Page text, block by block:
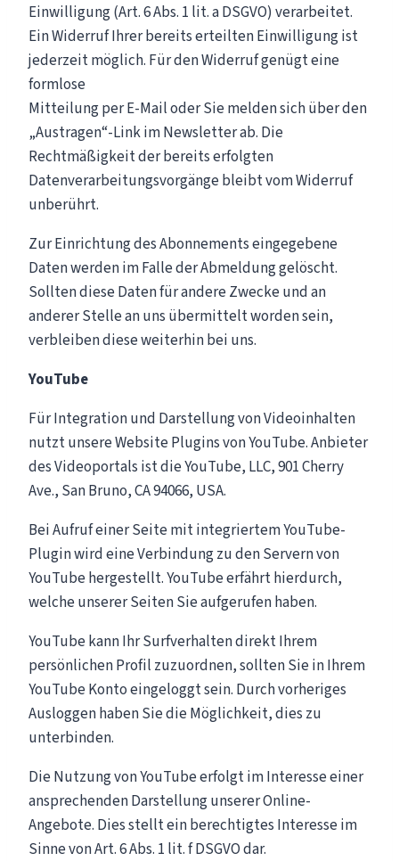
Einwilligung (Art. 6 Abs. 1 lit. a DSGVO) verarbeitet.
Ein Widerruf Ihrer bereits erteilten Einwilligung ist
jederzeit möglich. Für den Widerruf genügt eine
formlose
Mitteilung per E-Mail oder Sie melden sich über den
„Austragen“-Link im Newsletter ab. Die
Rechtmäßigkeit der bereits erfolgten
Datenverarbeitungsvorgänge bleibt vom Widerruf
unberührt.
Zur Einrichtung des Abonnements eingegebene
Daten werden im Falle der Abmeldung gelöscht.
Sollten diese Daten für andere Zwecke und an
anderer Stelle an uns übermittelt worden sein,
verbleiben diese weiterhin bei uns.
YouTube
Für Integration und Darstellung von Videoinhalten
nutzt unsere Website Plugins von YouTube. Anbieter
des Videoportals ist die YouTube, LLC, 901 Cherry
Ave., San Bruno, CA 94066, USA.
Bei Aufruf einer Seite mit integriertem YouTube-
Plugin wird eine Verbindung zu den Servern von
YouTube hergestellt. YouTube erfährt hierdurch,
welche unserer Seiten Sie aufgerufen haben.
YouTube kann Ihr Surfverhalten direkt Ihrem
persönlichen Profil zuzuordnen, sollten Sie in Ihrem
YouTube Konto eingeloggt sein. Durch vorheriges
Ausloggen haben Sie die Möglichkeit, dies zu
unterbinden.
Die Nutzung von YouTube erfolgt im Interesse einer
ansprechenden Darstellung unserer Online-
Angebote. Dies stellt ein berechtigtes Interesse im
Sinne von Art. 6 Abs. 1 lit. f DSGVO dar.